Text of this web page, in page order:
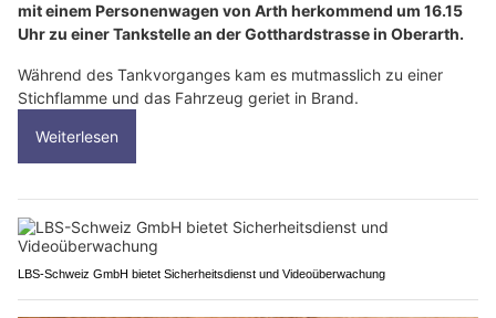
mit einem Personenwagen von Arth herkommend um 16.15
Uhr zu einer Tankstelle an der Gotthardstrasse in Oberarth.
Während des Tankvorganges kam es mutmasslich zu einer
Stichflamme und das Fahrzeug geriet in Brand.
Weiterlesen
LBS-Schweiz GmbH bietet Sicherheitsdienst und Videoüberwachung